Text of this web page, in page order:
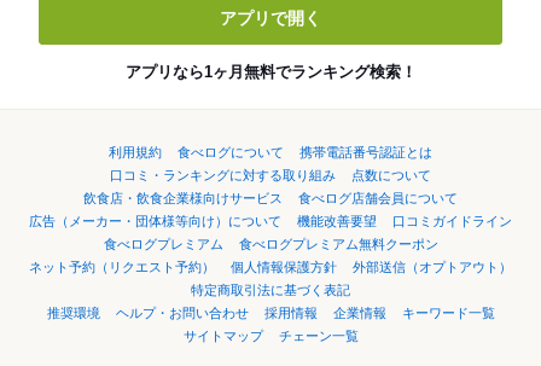
アプリで開く
アプリなら1ヶ月無料でランキング検索！
利用規約 食べログについて
携帯電話番号認証とは
口コミ・ランキングに対する取り組み
点数について
飲食店・飲食企業様向けサービス
食べログ店舗会員について
広告（メーカー・団体様等向け）について
機能改善要望
口コミガイドライン
食べログプレミアム
食べログプレミアム無料クーポン
ネット予約（リクエスト予約）
個人情報保護方針
外部送信（オプトアウト）
特定商取引法に基づく表記
推奨環境
ヘルプ・お問い合わせ 採用情報 企業情報
キーワード一覧
サイトマップ
チェーン一覧